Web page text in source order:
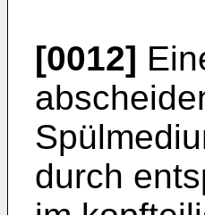
[0012]
durch